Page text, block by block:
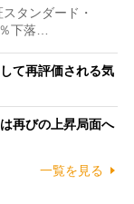
タンダード・
下落…
て再評価される気
再びの上昇局面へ
一覧を見る